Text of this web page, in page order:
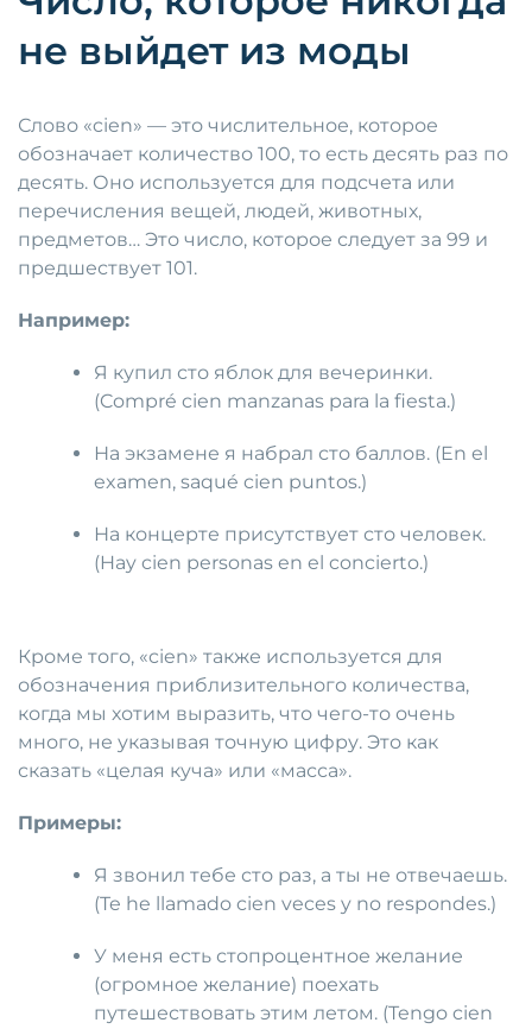
не выйдет из моды
Слово «cien» — это числительное, которое
обозначает количество 100, то есть десять раз по
десять. Оно используется для подсчета или
перечисления вещей, людей, животных,
предметов… Это число, которое следует за 99 и
предшествует 101.
Например:
Я купил сто яблок для вечеринки.
(Compré cien manzanas para la fiesta.)
На экзамене я набрал сто баллов. (En el
examen, saqué cien puntos.)
На концерте присутствует сто человек.
(Hay cien personas en el concierto.)
Кроме того, «cien» также используется для
обозначения приблизительного количества,
когда мы хотим выразить, что чего-то очень
много, не указывая точную цифру. Это как
сказать «целая куча» или «масса».
Примеры:
Я звонил тебе сто раз, а ты не отвечаешь.
(Te he llamado cien veces y no respondes.)
У меня есть стопроцентное желание
(огромное желание) поехать
путешествовать этим летом. (Tengo cien